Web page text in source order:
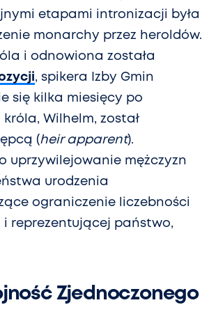
etapami intronizacji była
monarchy przez heroldów.
i odnowiona została
, spikera Izby Gmin
się kilka miesięcy po
Wilhelm, został
(heir apparent).
uprzywilejowanie mężczyzn
urodzenia
ograniczenie liczebności
reprezentującej państwo,
Zjednoczonego